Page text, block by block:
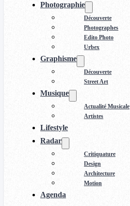
Photographie
Découverte
Photographes
Edito Photo
Urbex
Graphisme
Découverte
Street Art
Musique
Actualité Musicale
Artistes
Lifestyle
Radar
Critiquature
Design
Architecture
Motion
Agenda